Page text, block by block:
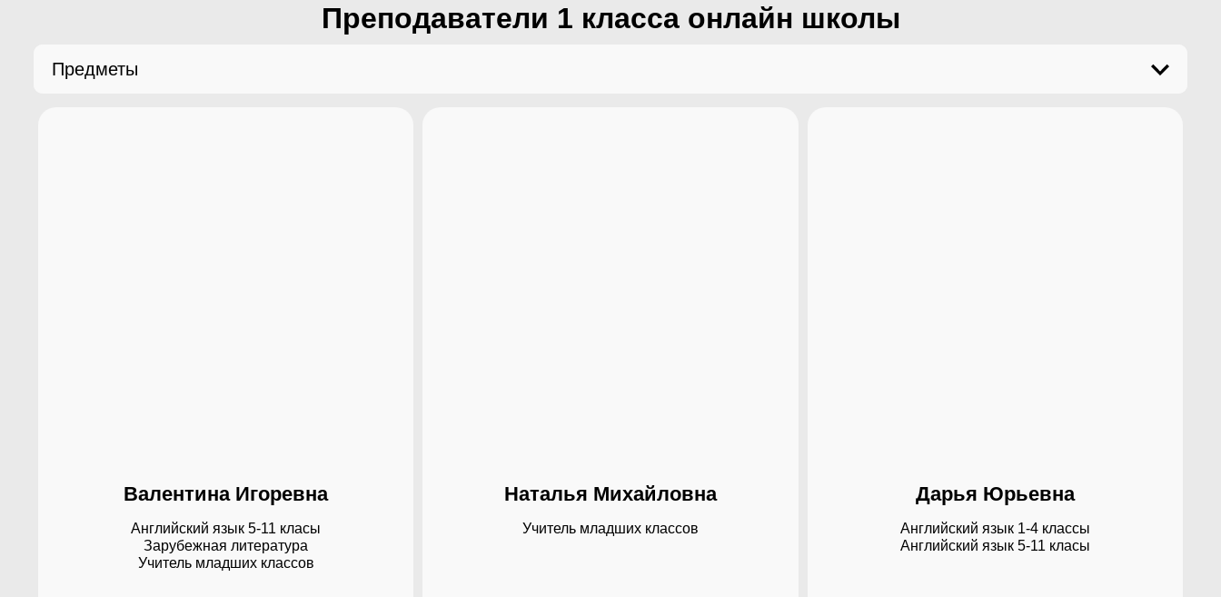
Преподаватели 1 класса онлайн школы​
Предметы
Валентина Игоревна
Английский язык 5-11 класы
Зарубежная литература
Учитель младших классов
Наталья Михайловна
Учитель младших классов
Дарья Юрьевна
Английский язык 1-4 классы
Английский язык 5-11 класы